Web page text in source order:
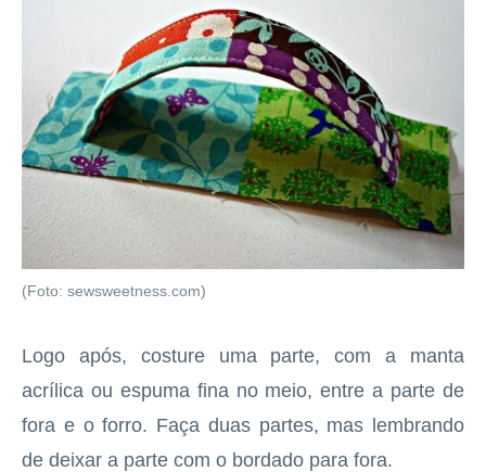
(Foto: sewsweetness.com)
Logo após, costure uma parte, com a manta
acrílica ou espuma fina no meio, entre a parte de
fora e o forro. Faça duas partes, mas lembrando
de deixar a parte com o bordado para fora.